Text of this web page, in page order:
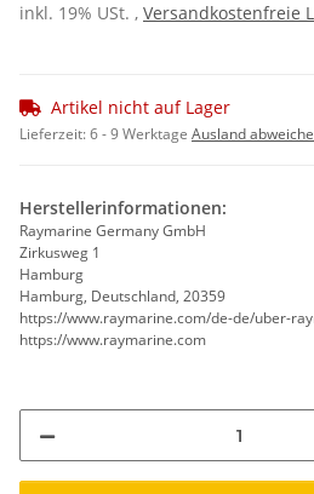
inkl. 19% USt. , Versandkostenfreie
Artikel nicht auf Lager
Lieferzeit:6 - 9 Werktage Ausland
Herstellerinformationen:
Raymarine Germany GmbH
Zirkusweg 1
Hamburg
Hamburg, Deutschland, 20359
https://www.raymarine.com/de-de/uber-
https://www.raymarine.com